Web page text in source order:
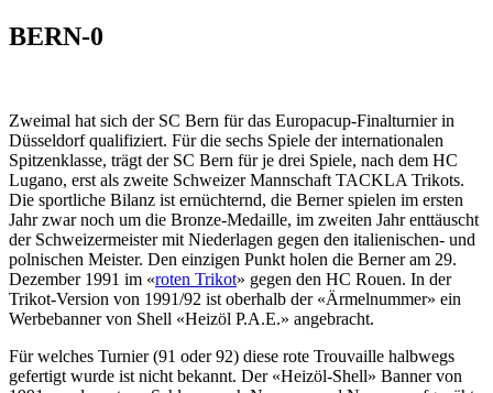
BERN-0
Zweimal hat sich der SC Bern für das Europacup-Finalturnier in
Düsseldorf qualifiziert. Für die sechs Spiele der internationalen
Spitzenklasse, trägt der SC Bern für je drei Spiele, nach dem HC
Lugano, erst als zweite Schweizer Mannschaft TACKLA Trikots.
Die sportliche Bilanz ist ernüchternd, die Berner spielen im ersten
Jahr zwar noch um die Bronze-Medaille, im zweiten Jahr enttäuscht
der Schweizermeister mit Niederlagen gegen den italienischen- und
polnischen Meister. Den einzigen Punkt holen die Berner am 29.
Dezember 1991 im «roten Trikot» gegen den HC Rouen. In der
Trikot-Version von 1991/92 ist oberhalb der «Ärmelnummer» ein
Werbebanner von Shell «Heizöl P.A.E.» angebracht.
Für welches Turnier (91 oder 92) diese rote Trouvaille halbwegs
gefertigt wurde ist nicht bekannt. Der «Heizöl-Shell» Banner von